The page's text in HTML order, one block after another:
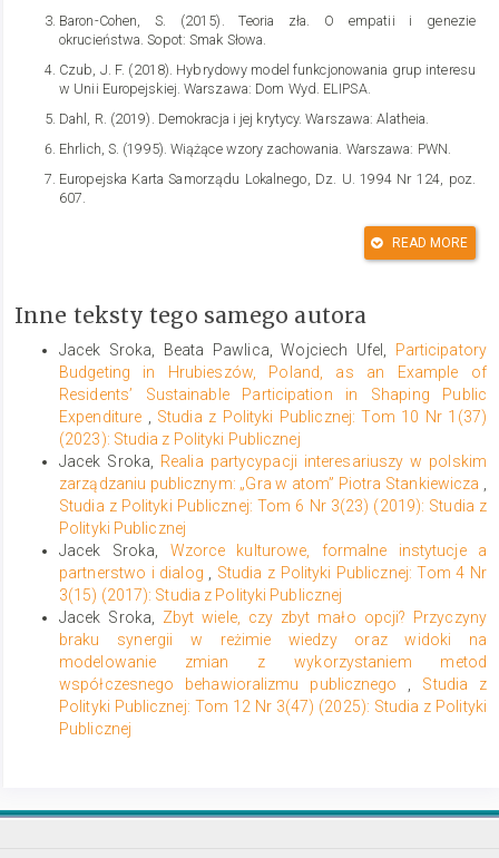
Baron-Cohen, S. (2015). Teoria zła. O empatii i genezie
okrucieństwa. Sopot: Smak Słowa.
Czub, J. F. (2018). Hybrydowy model funkcjonowania grup interesu
w Unii Europejskiej. Warszawa: Dom Wyd. ELIPSA.
Dahl, R. (2019). Demokracja i jej krytycy. Warszawa: Alatheia.
Ehrlich, S. (1995). Wiążące wzory zachowania. Warszawa: PWN.
Europejska Karta Samorządu Lokalnego, Dz. U. 1994 Nr 124, poz.
607.
Fishkin, J. S. (2009). When the People Speak. Deliberative
Democracy and Public Consultation. Oxford: Oxford University
Public Consultation and Dispute Resolution. Ohio State Journal on
Dispute Resolution, 4 (26): 611-626.
Gardawski, J. (2009). Dialog społeczny w Polsce. Teoria, historia,
praktyka. Warszawa: Departament Dialogu i Partnerstwa
Społecznego MPiPS.
Gerlich, P. (1992). A Farewell to Corporatism. West European
Politics, 15 (1): 132-146. DOI: 10.1080/01402389208424894.
Kavakli, K. C. (2021). Populist Governments and Democratic
Backsliding during the COVID-19 Pandemic, preprint. DOI:
10.13140/RG.2.2.31478.01606.
Kelly, J. (1998). Rethinking Industrial Relations. Mobilization,
Collectivism and Long Waves. London: Routledge.
Krenjova, J., Raudla, R. (2013). Participatory Budgeting at the Local
Level: Challenges and Opportunities for New Democracies.
Halduskultuur - Administrative Culture, 14 (1): 18-46.
Kurczewska, U., Jasiecki, K. (red.) (2017). Reprezentacja interesów
gospodarczych i społecznych w Unii Europejskiej. Warszawa: Wyd.
Uniwersytetu Warszawskiego.
Lijphart, A. (1999). Patterns of Democracy. Government Forms and
http://www.abrahamlincolnonline.org/lincoln/speeches/
READ MORE
Inne teksty tego samego autora
Jacek Sroka, Beata Pawlica, Wojciech Ufel, Participatory
Budgeting in Hrubieszów, Poland, as an Example of
Residents’ Sustainable Participation in Shaping Public
Expenditure , Studia z Polityki Publicznej: Tom 10 Nr 1(37)
(2023): Studia z Polityki Publicznej
Jacek Sroka, Realia partycypacji interesariuszy w polskim
zarządzaniu publicznym: „Gra w atom” Piotra Stankiewicza ,
Studia z Polityki Publicznej: Tom 6 Nr 3(23) (2019): Studia z
Polityki Publicznej
Jacek Sroka, Wzorce kulturowe, formalne instytucje a
partnerstwo i dialog , Studia z Polityki Publicznej: Tom 4 Nr
3(15) (2017): Studia z Polityki Publicznej
Jacek Sroka, Zbyt wiele, czy zbyt mało opcji? Przyczyny
braku synergii w reżimie wiedzy oraz widoki na
modelowanie zmian z wykorzystaniem metod
współczesnego behawioralizmu publicznego , Studia z
Polityki Publicznej: Tom 12 Nr 3(47) (2025): Studia z Polityki
Publicznej